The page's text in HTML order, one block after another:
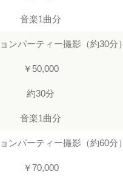
音楽1曲分
ンパーティー撮影（約30分）
￥50,000
約30分
音楽1曲分
ンパーティー撮影（約60分）
￥70,000